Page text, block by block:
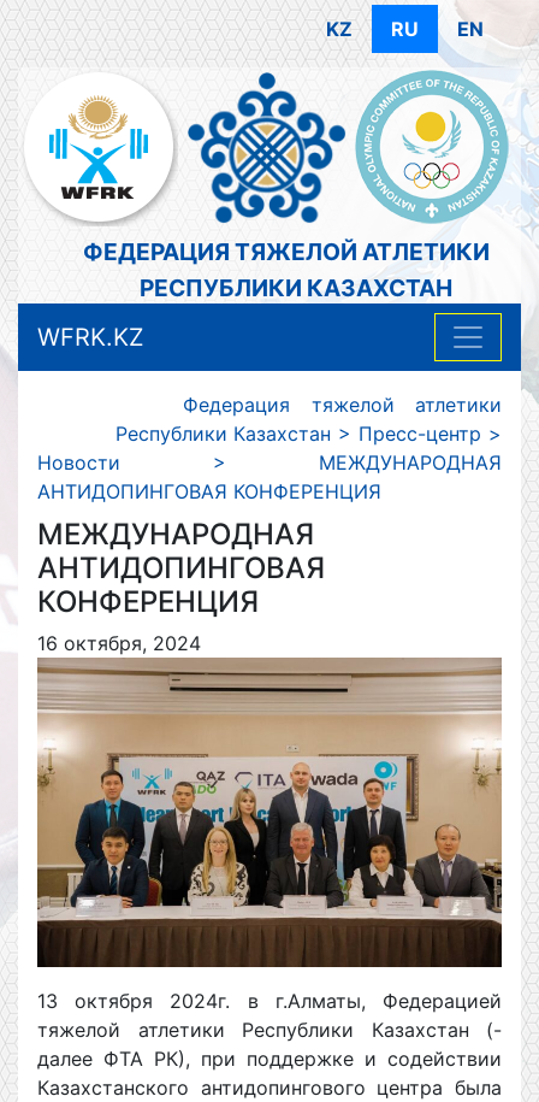
KZ RU EN
ФЕДЕРАЦИЯ ТЯЖЕЛОЙ АТЛЕТИКИ
РЕСПУБЛИКИ КАЗАХСТАН
WFRK.KZ
Федерация тяжелой атлетики
Республики Казахстан > Пресс-центр >
Новости > МЕЖДУНАРОДНАЯ
АНТИДОПИНГОВАЯ КОНФЕРЕНЦИЯ
МЕЖДУНАРОДНАЯ
АНТИДОПИНГОВАЯ
КОНФЕРЕНЦИЯ
16 октября, 2024
13 октября 2024г. в г.Алматы, Федерацией
тяжелой атлетики Республики Казахстан (-
далее ФТА РК), при поддержке и содействии
Казахстанского антидопингового центра была